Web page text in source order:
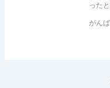
った
がん